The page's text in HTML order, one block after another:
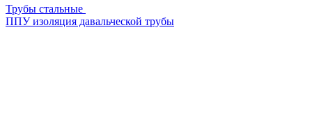
Трубы стальные
ППУ изоляция давальческой трубы